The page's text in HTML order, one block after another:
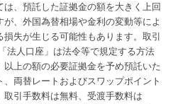
、預託した証拠金の額を大きく上回
、外国為替相場や金利の変動等によ
失が生じる可能性もあります。取引
法人口座」は法令等で規定する方法
上の額の必要証拠金を予め預託いた
両替レートおよびスワップポイント
引手数料は無料、受渡手数料は